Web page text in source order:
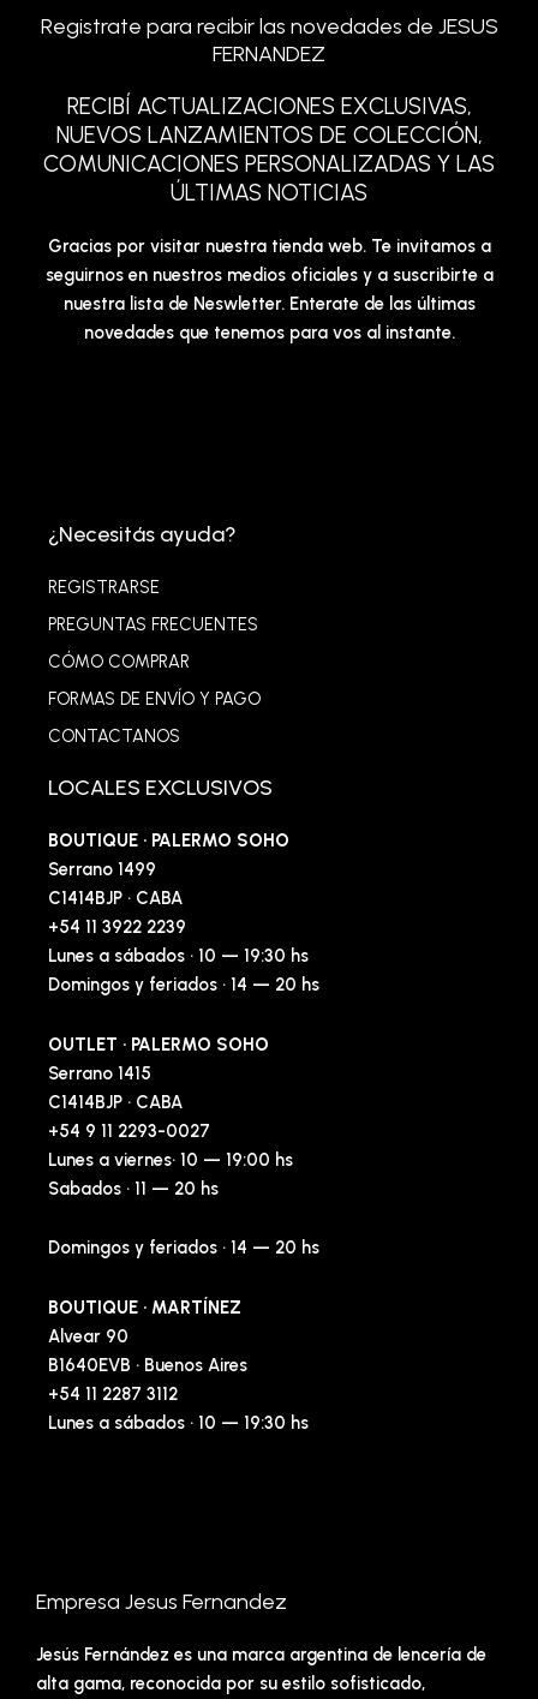
Registrate para recibir las novedades de JESUS
FERNANDEZ
RECIBÍ ACTUALIZACIONES EXCLUSIVAS,
NUEVOS LANZAMIENTOS DE COLECCIÓN,
COMUNICACIONES PERSONALIZADAS Y LAS
ÚLTIMAS NOTICIAS
Gracias por visitar nuestra tienda web. Te invitamos a
seguirnos en nuestros medios oficiales y a suscribirte a
nuestra lista de Neswletter. Enterate de las últimas
novedades que tenemos para vos al instante.
¿Necesitás ayuda?
REGISTRARSE
PREGUNTAS FRECUENTES
CÓMO COMPRAR
FORMAS DE ENVÍO Y PAGO
CONTACTANOS
LOCALES EXCLUSIVOS
BOUTIQUE · PALERMO SOHO
Serrano 1499
C1414BJP · CABA
+54 11 3922 2239
Lunes a sábados · 10 — 19:30 hs
Domingos y feriados · 14 — 20 hs
OUTLET · PALERMO SOHO
Serrano 1415
C1414BJP · CABA
+54 9 11 2293-0027
Lunes a viernes· 10 — 19:00 hs
Sabados · 11 — 20 hs
Domingos y feriados · 14 — 20 hs
BOUTIQUE · MARTÍNEZ
Alvear 90
B1640EVB · Buenos Aires
+54 11 2287 3112
Lunes a sábados · 10 — 19:30 hs
Empresa Jesus Fernandez
Jesús Fernández es una marca argentina de lencería de
alta gama, reconocida por su estilo sofisticado,